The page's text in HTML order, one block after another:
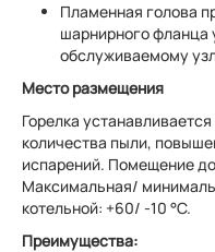
Пламенная голова
шарнирного фланца
обслуживаемому
Место размещения
Горелка
количества пыли,
испарений. Помещение
Максимальная/
котельной: +60/ -10 °C.
Преимущества: